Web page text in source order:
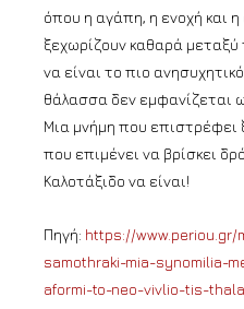
όπου η αγάπη, η ενοχή και
ξεχωρίζουν καθαρά μεταξύ
να είναι το πιο
θάλασσα δεν εμφανίζεται
Μια μνήμη που επιστρέφει
που επιμένει να βρίσκει
Καλοτάξιδο να είναι!
Πηγή: https://www.periou.gr/
samothraki-mia-synomilia-
aformi-to-neo-vivlio-tis-